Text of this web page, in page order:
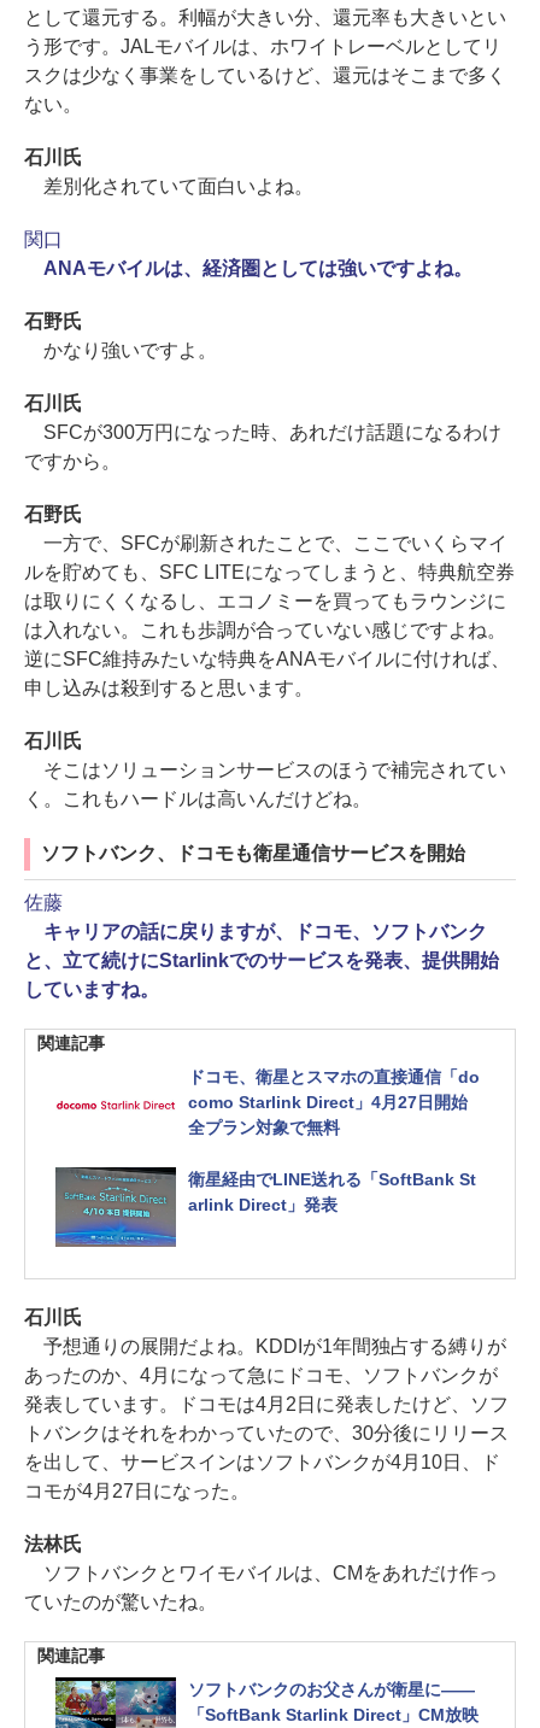
として還元する。利幅が大きい分、還元率も大きいとい
う形です。JALモバイルは、ホワイトレーベルとしてリ
スクは少なく事業をしているけど、還元はそこまで多く
ない。
石川氏
差別化されていて面白いよね。
関口
ANAモバイルは、経済圏としては強いですよね。
石野氏
かなり強いですよ。
石川氏
SFCが300万円になった時、あれだけ話題になるわけ
ですから。
石野氏
一方で、SFCが刷新されたことで、ここでいくらマイ
ルを貯めても、SFC LITEになってしまうと、特典航空券
は取りにくくなるし、エコノミーを買ってもラウンジに
は入れない。これも歩調が合っていない感じですよね。
逆にSFC維持みたいな特典をANAモバイルに付ければ、
申し込みは殺到すると思います。
石川氏
そこはソリューションサービスのほうで補完されてい
く。これもハードルは高いんだけどね。
ソフトバンク、ドコモも衛星通信サービスを開始
佐藤
キャリアの話に戻りますが、ドコモ、ソフトバンク
と、立て続けにStarlinkでのサービスを発表、提供開始
していますね。
関連記事
ドコモ、衛星とスマホの直接通信「do
como Starlink Direct」4月27日開始
全プラン対象で無料
衛星経由でLINE送れる「SoftBank St
arlink Direct」発表
石川氏
予想通りの展開だよね。KDDIが1年間独占する縛りが
あったのか、4月になって急にドコモ、ソフトバンクが
発表しています。ドコモは4月2日に発表したけど、ソフ
トバンクはそれをわかっていたので、30分後にリリース
を出して、サービスインはソフトバンクが4月10日、ド
コモが4月27日になった。
法林氏
ソフトバンクとワイモバイルは、CMをあれだけ作っ
ていたのが驚いたね。
関連記事
ソフトバンクのお父さんが衛星に――
「SoftBank Starlink Direct」CM放映